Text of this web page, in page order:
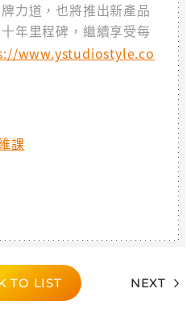
力道，也將推出新產品
年里程碑，繼續享受每
www.ystudiostyle.co
課
TO LIST NEXT